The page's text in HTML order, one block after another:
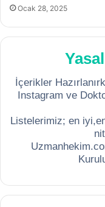
Ocak 28, 2025
İçerikler
Instagram ve
Listelerimiz; en